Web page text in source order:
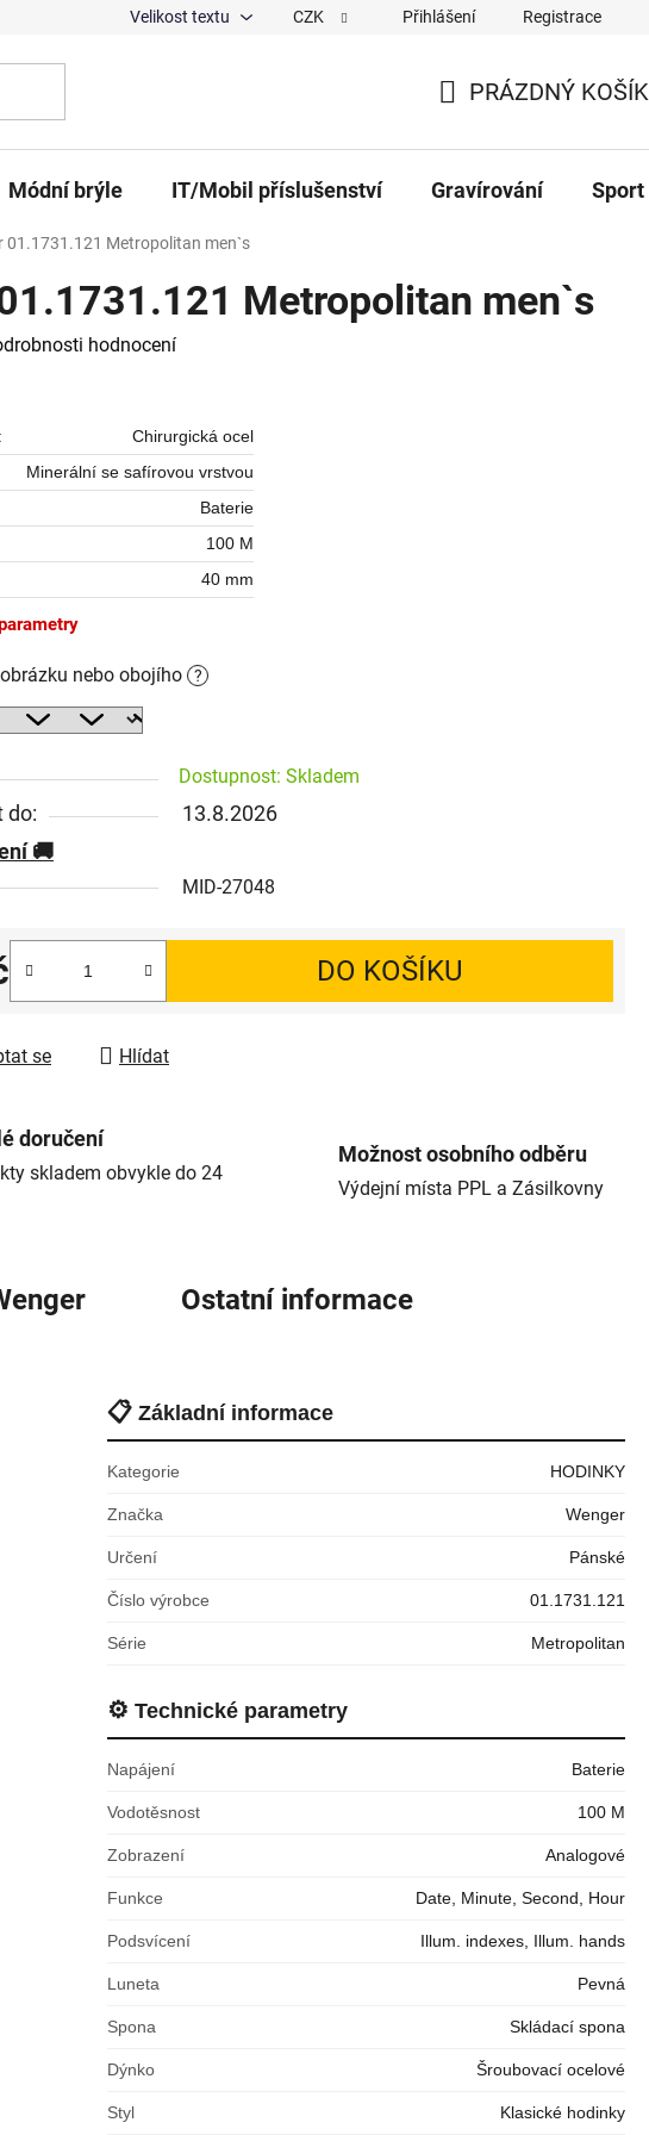
osobních údajů O nás Magazín Hodnocení obchodu
Velikost textu CZK Přihlášení Registrace
PRÁZDNÝ KOŠÍK
Módní brýle IT/Mobil příslušenství Gravírování Sport
01.1731.121 Metropolitan men`s
Metropolitan men`s
produktu je 0,0 z 5 hvězdiček.
hodnocení
Chirurgická ocel
Minerální se safírovou vrstvou
Baterie
100 M
40 mm
nebo obojího ?
Dostupnost: Skladem
do:
13.8.2026
MID-27048
DO KOŠÍKU
se Hlídat
doručení
skladem obvykle do 24
Možnost osobního odběru
Výdejní místa PPL a Zásilkovny
Ostatní informace
📋 Základní informace
Kategorie HODINKY
Značka Wenger
Určení Pánské
Číslo výrobce 01.1731.121
Série Metropolitan
⚙️ Technické parametry
Napájení Baterie
Vodotěsnost 100 M
Zobrazení Analogové
Funkce Date, Minute, Second, Hour
Podsvícení Illum. indexes, Illum. hands
Luneta Pevná
Spona Skládací spona
Dýnko Šroubovací ocelové
Styl Klasické hodinky